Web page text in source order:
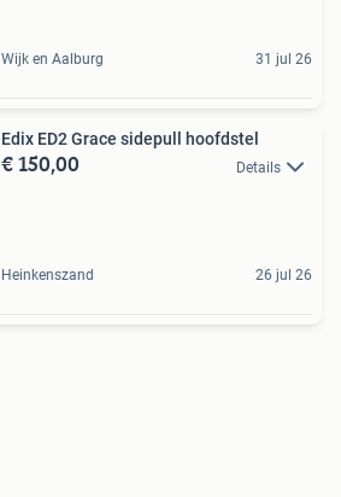
Wijk en Aalburg 31 jul 26
Edix ED2 Grace sidepull hoofdstel
€ 150,00 Details
Heinkenszand 26 jul 26